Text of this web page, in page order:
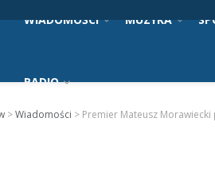
WIADOMOŚCI MUZYKA
RADIO
>Wiadomości > Premier Mateusz